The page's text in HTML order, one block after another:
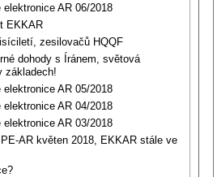
AR 06/2018
EKKAR
zesilovačů HQQF
dohody s Íránem, světová
základech!
AR 05/2018
AR 04/2018
AR 03/2018
AR květen 2018, EKKAR stále ve